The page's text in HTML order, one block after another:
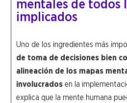
mentales de todos
implicados
Uno de los ingredientes más
de toma de decisiones bien
alineación de los mapas
involucrados en la
explica que la mente humana